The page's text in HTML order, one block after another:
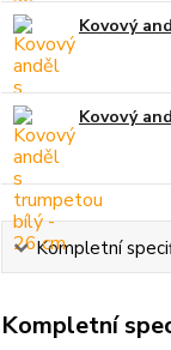
Kovový
Kovový
Kompletní
Kompletní